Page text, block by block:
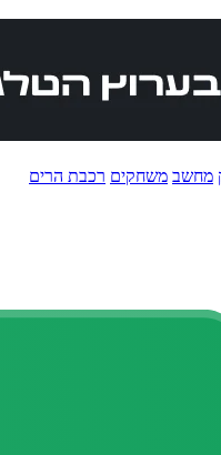
מחשב משחקים רכבת הרים